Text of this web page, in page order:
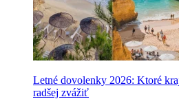
Letné dovolenky 2026: Ktoré
radšej zvážiť